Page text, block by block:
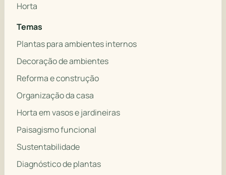
Horta
Temas
Plantas para ambientes internos
Decoração de ambientes
Reforma e construção
Organização da casa
Horta em vasos e jardineiras
Paisagismo funcional
Sustentabilidade
Diagnóstico de plantas